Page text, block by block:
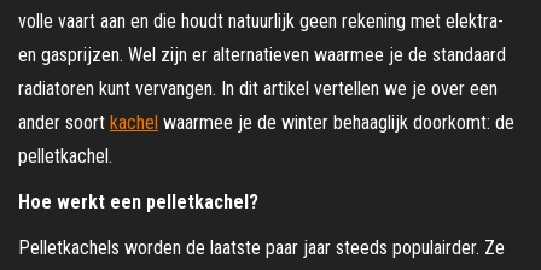
volle vaart aan en die houdt natuurlijk geen rekening met elektra-
en gasprijzen. Wel zijn er alternatieven waarmee je de standaard
radiatoren kunt vervangen. In dit artikel vertellen we je over een
ander soort kachel waarmee je de winter behaaglijk doorkomt: de
pelletkachel.
Hoe werkt een pelletkachel?
Pelletkachels worden de laatste paar jaar steeds populairder. Ze